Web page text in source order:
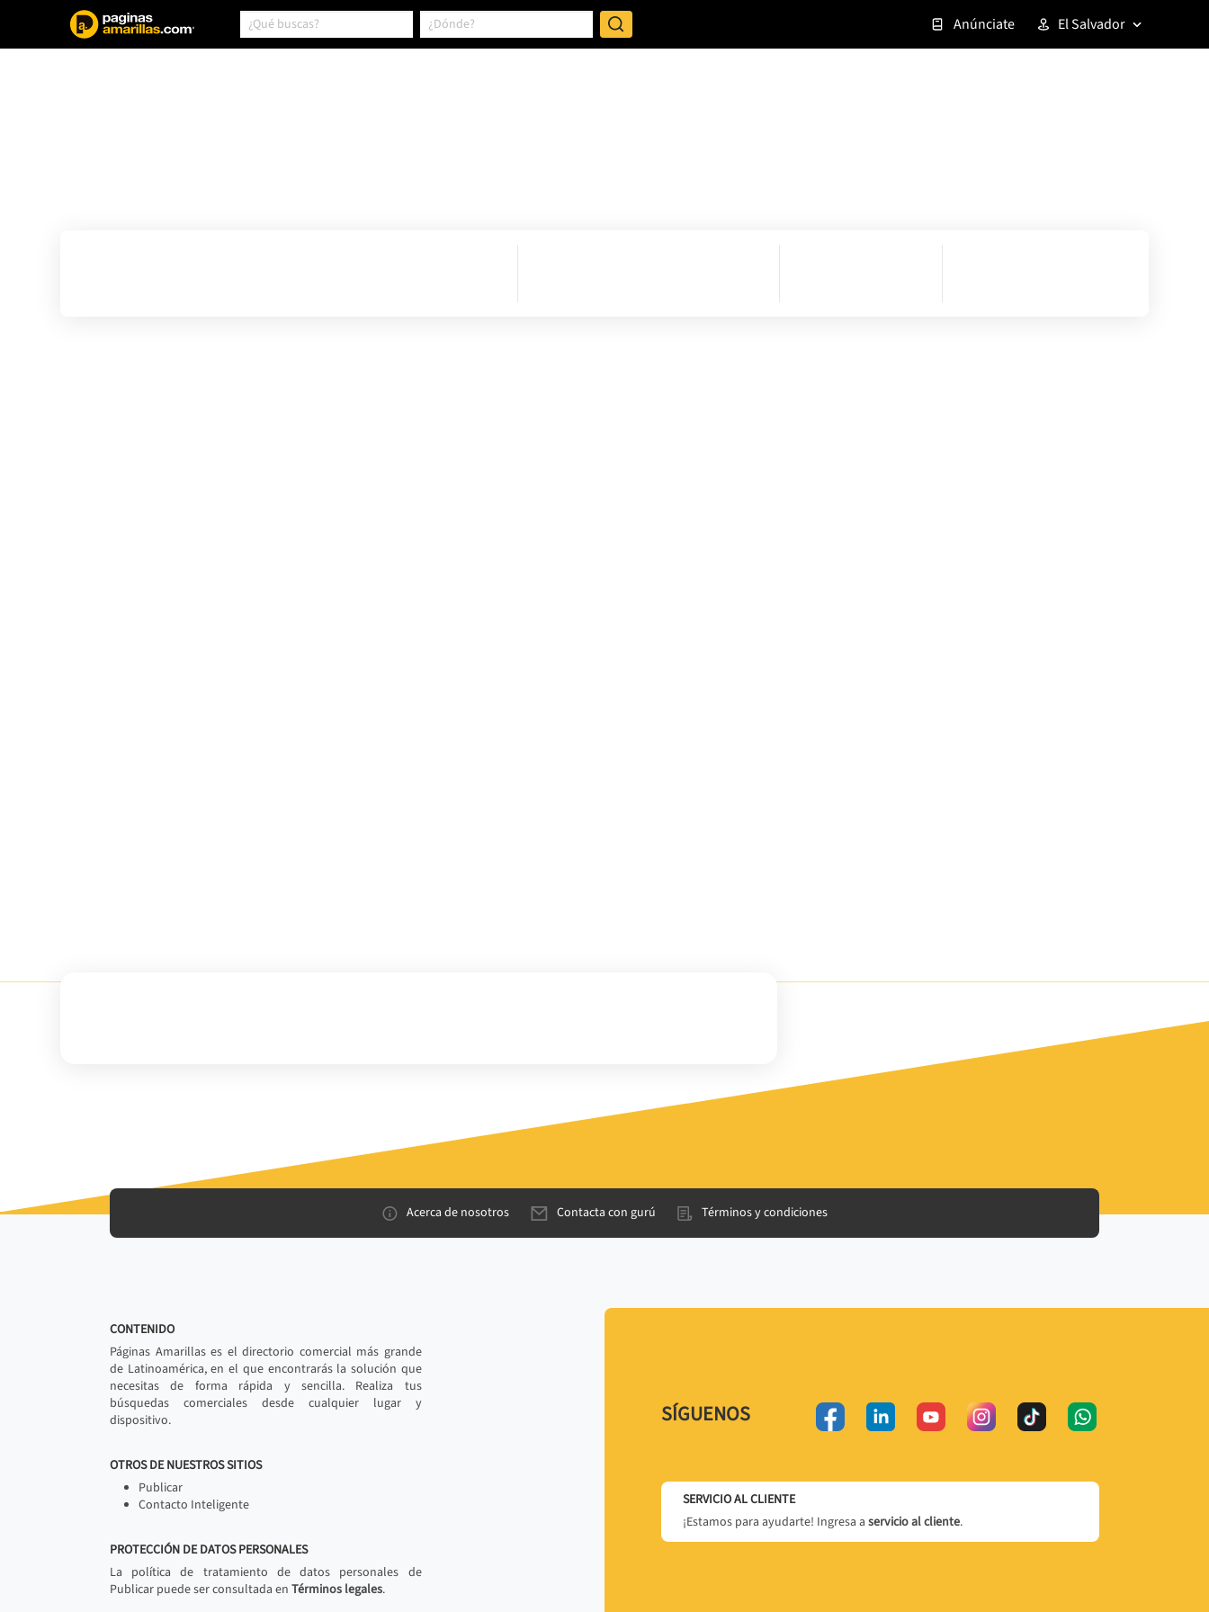
Anúnciate El Salvador
Acerca de nosotros Contacta con gurú Términos y condiciones
CONTENIDO
Páginas Amarillas es el directorio comercial más grande
de Latinoamérica, en el que encontrarás la solución que
necesitas de forma rápida y sencilla. Realiza tus
búsquedas comerciales desde cualquier lugar y
dispositivo.
OTROS DE NUESTROS SITIOS
Publicar
Contacto Inteligente
PROTECCIÓN DE DATOS PERSONALES
La política de tratamiento de datos personales de
Publicar puede ser consultada en Términos legales.
SÍGUENOS
SERVICIO AL CLIENTE
¡Estamos para ayudarte! Ingresa a servicio al cliente.